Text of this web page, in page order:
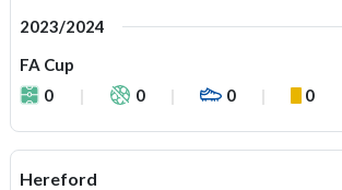
2023/2024
FA Cup
0
0 0 0
Hereford